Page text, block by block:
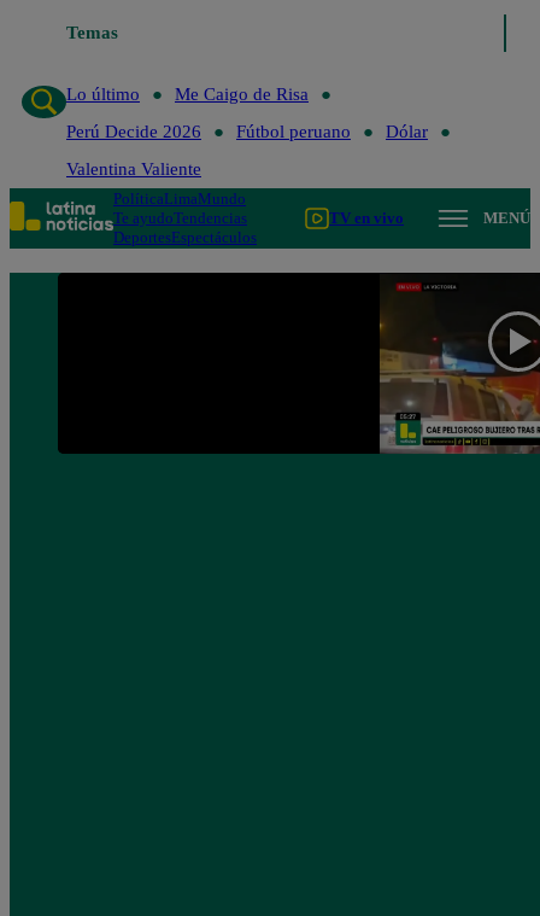
Temas
Lo último
Me Caigo de Risa
Perú Decide 2026
Fútbol peruano
Dólar
Valentina Valiente
PolíticaLimaMundo
Te ayudoTendencias
DeportesEspectáculos
TV en vivo MENÚ